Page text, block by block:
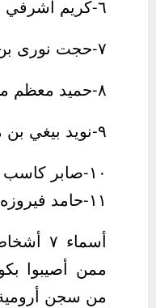
٦-كریم اشرفي بن علی رضا
۷-حجت نوری بن یدالله
۸-حمید معظم محسن
۹-نوید بيغي بن مجید
۱۰-صابر كاسب
۱۱-حامد فیروزه بن محمد رشا
من سجن